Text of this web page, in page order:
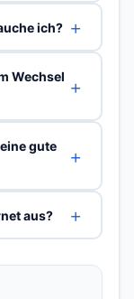
ich?
Wechsel
gute
aus?